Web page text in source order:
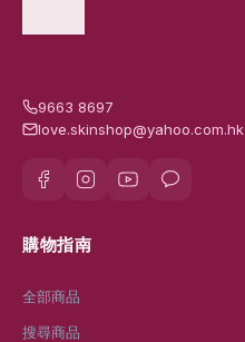
9663 8697
love.skinshop@yahoo.com.hk
購物指南
全部商品
搜尋商品